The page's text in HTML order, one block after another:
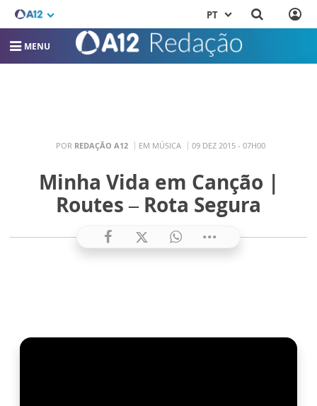
PT
MENU
POR REDAÇÃO A12 EM MÚSICA 09 DEZ 2015 - 07H00
Minha Vida em Canção |
Routes – Rota Segura